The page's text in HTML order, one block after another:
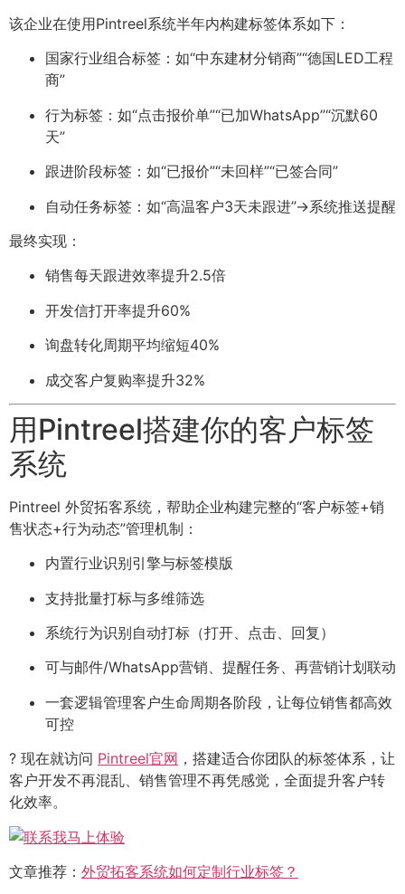
该企业在使用Pintreel系统半年内构建标签体系如下：
国家行业组合标签：如“中东建材分销商”“德国LED工程
商”
行为标签：如“点击报价单”“已加WhatsApp”“沉默60
天”
跟进阶段标签：如“已报价”“未回样”“已签合同”
自动任务标签：如“高温客户3天未跟进”→系统推送提醒
最终实现：
销售每天跟进效率提升2.5倍
开发信打开率提升60%
询盘转化周期平均缩短40%
成交客户复购率提升32%
用Pintreel搭建你的客户标签
系统
Pintreel 外贸拓客系统，帮助企业构建完整的“客户标签+销
售状态+行为动态”管理机制：
内置行业识别引擎与标签模版
支持批量打标与多维筛选
系统行为识别自动打标（打开、点击、回复）
可与邮件/WhatsApp营销、提醒任务、再营销计划联动
一套逻辑管理客户生命周期各阶段，让每位销售都高效
可控
? 现在就访问 Pintreel官网 ，搭建适合你团队的标签体系，让
客户开发不再混乱、销售管理不再凭感觉，全面提升客户转
化效率。
文章推荐： 外贸拓客系统如何定制行业标签？